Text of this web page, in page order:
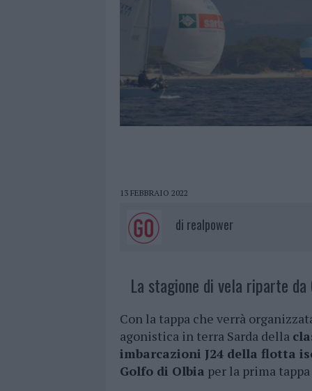
13 FEBBRAIO 2022
di realpower
La stagione di vela riparte da
Con la tappa che verrà
agonistica in terra Sarda della
imbarcazioni J24 della flotta
Golfo di Olbia per la prima